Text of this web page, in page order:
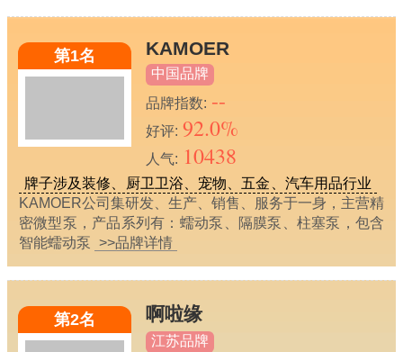
第1名 KAMOER
中国品牌
品牌指数: --
好评: 92.0%
人气: 10438
牌子涉及装修、厨卫卫浴、宠物、五金、汽车用品行业
KAMOER公司集研发、生产、销售、服务于一身，主营精
密微型泵，产品系列有：蠕动泵、隔膜泵、柱塞泵，包含
智能蠕动泵 >>品牌详情
第2名 啊啦缘
江苏品牌